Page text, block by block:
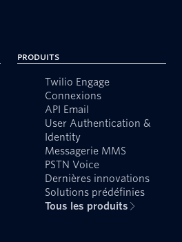
Produits
Twilio Engage
Connexions
API Email
User Authentication &
Identity
Messagerie MMS
PSTN Voice
Dernières innovations
Solutions prédéfinies
Tous les produits